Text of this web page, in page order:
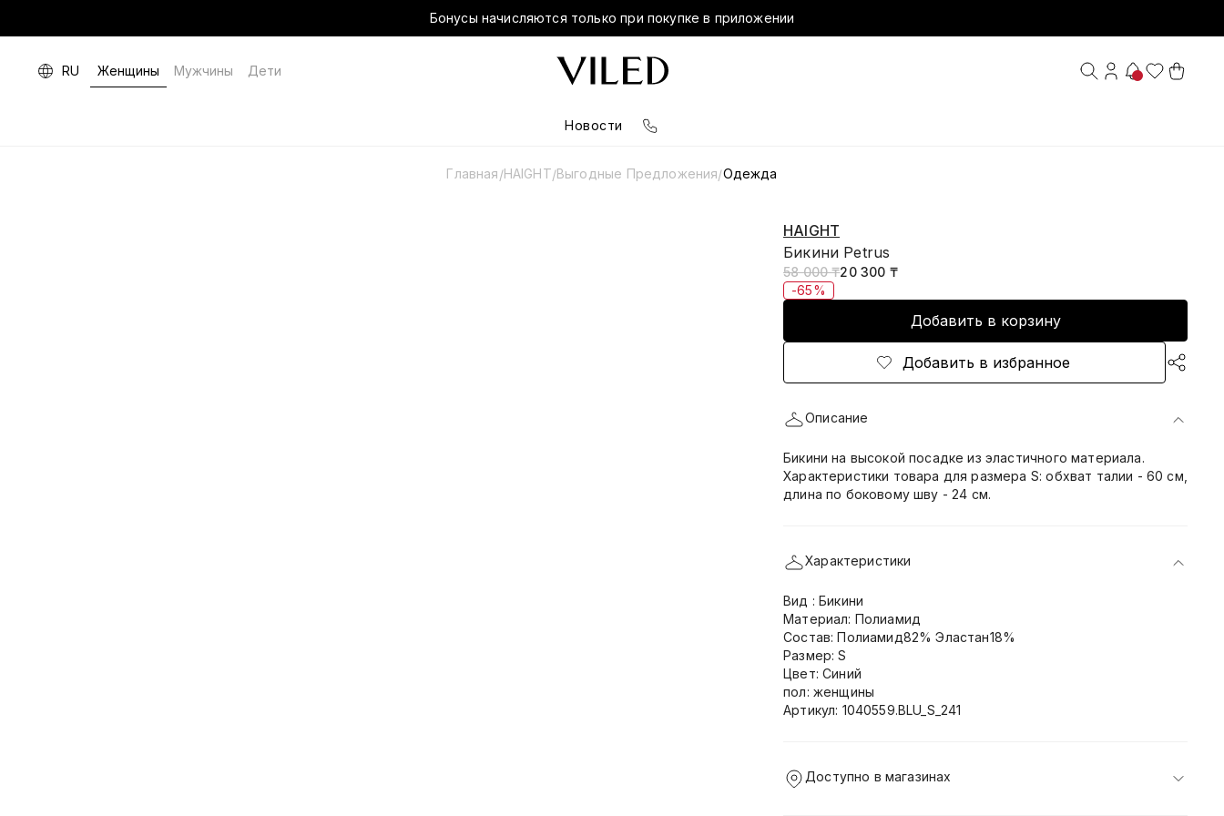
Бонусы начисляются только при покупке в приложении
RU Женщины Мужчины Дети
Новости
Главная/HAIGHT/Выгодные Предложения/Одежда
HAIGHT
Бикини Petrus
58 000 ₸20 300 ₸
-65%
Добавить в корзину
Добавить в избранное
Описание
Бикини на высокой посадке из эластичного материала.
Характеристики товара для размера S: обхват талии - 60 см,
длина по боковому шву - 24 см.
Характеристики
Вид : Бикини
Материал: Полиамид
Состав: Полиамид82% Эластан18%
Размер: S
Цвет: Синий
пол: женщины
Артикул: 1040559.BLU_S_241
Доступно в магазинах